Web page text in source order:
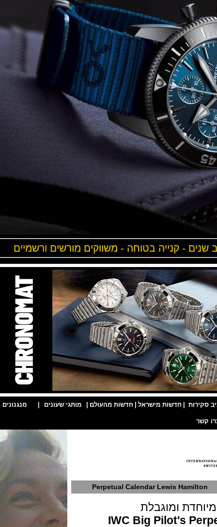
- קנייה בטוחה - משווקים מורשים ורשמיים
| חדשות מישראל | חדשות מהעולם | מותגי שעונים | מנגנונים |
Perpetual Calendar Lewis
IWC Big Pilot's